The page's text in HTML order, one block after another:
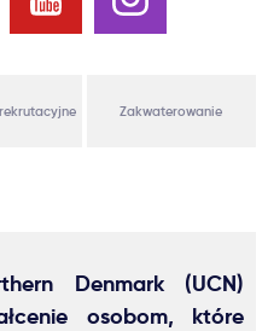
Zakwaterowanie
Denmark (UCN)
osobom, które